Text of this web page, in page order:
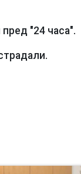
"24 часа".